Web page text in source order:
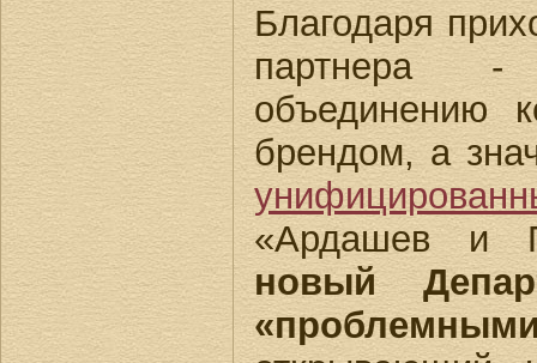
Благодаря
партнера -
объединению
брендом, а
«Ардашев и
новый